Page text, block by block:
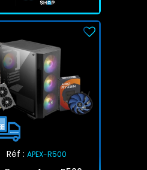
Réf : APEX-R500